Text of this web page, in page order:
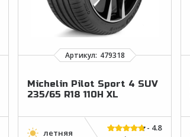
Michelin Pilot Sport 4 SUV
235/65 R18 110H XL